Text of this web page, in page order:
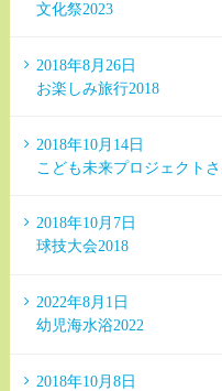
文化祭2023
2018年8月26日
お楽しみ旅行2018
2018年10月14日
こども未来プロジェクト
2018年10月7日
球技大会2018
2022年8月1日
幼児海水浴2022
2018年10月8日